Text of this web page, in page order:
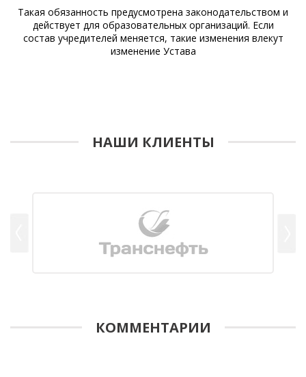
Такая обязанность предусмотрена законодательством и
действует для образовательных организаций. Если
состав учредителей меняется, такие изменения влекут
изменение Устава
НАШИ КЛИЕНТЫ
КОММЕНТАРИИ